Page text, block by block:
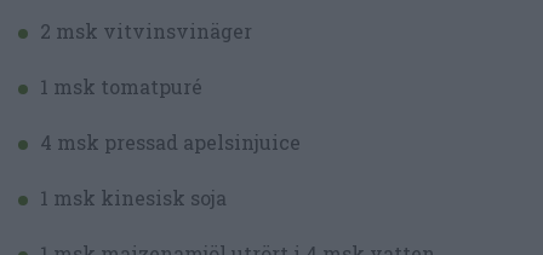
2 msk vitvinsvinäger
1 msk tomatpuré
4 msk pressad apelsinjuice
1 msk kinesisk soja